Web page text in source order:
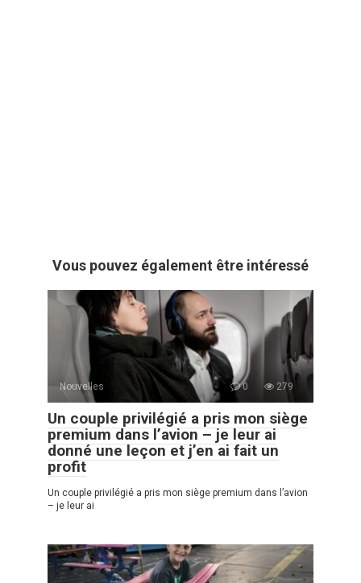
Vous pouvez également être intéressé
Nouvelles 0 279
Un couple privilégié a pris mon siège
premium dans l’avion – je leur ai
donné une leçon et j’en ai fait un
profit
Un couple privilégié a pris mon siège premium dans l’avion
– je leur ai